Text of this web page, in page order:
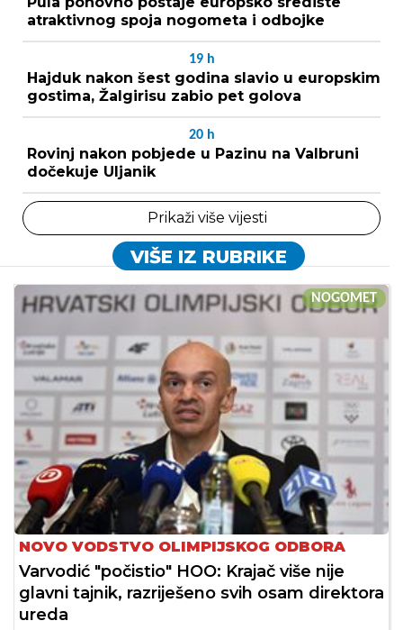
atraktivnog spoja nogometa i odbojke
19 h
Hajduk nakon šest godina slavio u europskim
gostima, Žalgirisu zabio pet golova
20 h
Rovinj nakon pobjede u Pazinu na Valbruni
dočekuje Uljanik
Prikaži više vijesti
VIŠE IZ RUBRIKE
NOGOMET
NOVO VODSTVO OLIMPIJSKOG ODBORA
Varvodić "počistio" HOO: Krajač više nije
glavni tajnik, razriješeno svih osam direktora
ureda